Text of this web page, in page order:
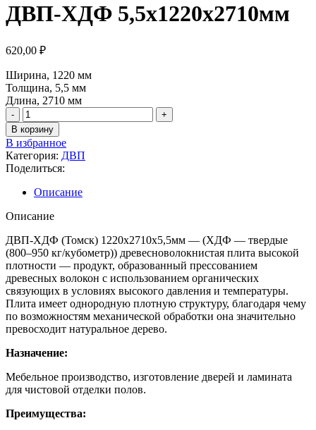
ДВП-ХДФ 5,5х1220х2710мм
620,00 ₽
Ширина, 1220 мм
Толщина, 5,5 мм
Длина, 2710 мм
В корзину
В избранное
Категория: ДВП
Поделиться:
Описание
Описание
ДВП-ХДФ (Томск) 1220х2710х5,5мм — (ХДФ — твердые
(800–950 кг/кубометр)) древесноволокнистая плита высокой
плотности — продукт, образованный прессованием
древесных волокон c использованием органических
связующих в условиях высокого давления и температуры.
Плита имеет однородную плотную структуру, благодаря чему
по возможностям механической обработки она значительно
превосходит натуральное дерево.
Назначение:
Мебельное производство, изготовление дверей и ламината
для чистовой отделки полов.
Преимущества: